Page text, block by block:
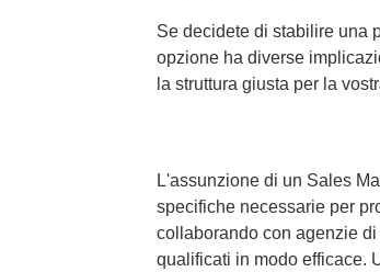
Se decidete di stabilire una
opzione ha diverse
la struttura giusta per la
L'assunzione di un Sales
specifiche necessarie per
collaborando con agenzie
qualificati in modo efficace.